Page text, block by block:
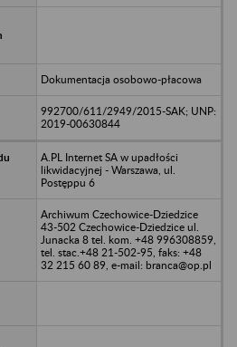
Dokumentacja osobowo-płacowa
992700/611/2949/2015-SAK; UNP:
2019-00630844
A.PL Internet SA w upadłości
likwidacyjnej - Warszawa, ul.
Postęppu 6
Archiwum Czechowice-Dziedzice
43-502 Czechowice-Dziedzice ul.
Junacka 8 tel. kom. +48 996308859,
tel. stac.+48 21-502-95, faks: +48
32 215 60 89, e-mail: branca@op.pl